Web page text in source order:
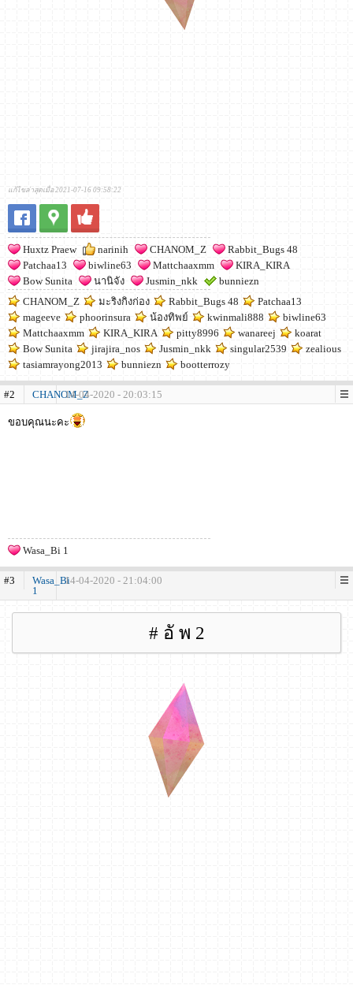
แก้ไขล่าสุดเมื่อ 2021-07-16 09:58:22
Huxtz Praew narinih CHANOM_Z
Rabbit_Bugs 48
Patchaa13
biwline63 Mattchaaxmm
KIRA_KIRA
Bow Sunita
นานิจัง Jusmin_nkk
bunniezn
CHANOM_Z
มะริงกิงก่อง Rabbit_Bugs 48
Patchaa13
mageeve
phoorinsura น้องทิพย์ kwinmali888
biwline63
Mattchaaxmm
KIRA_KIRA pitty8996 wanareej
koarat
Bow Sunita
jirajira_nos Jusmin_nkk singular2539
zealious
tasiamrayong2013
bunniezn bootterrozy
#2 CHANOM_Z14-04-2020 - 20:03:15
ขอบคุณนะคะ
Wasa_Bi 1
#3
Wasa_Bi
1
14-04-2020 - 21:04:00
# อั พ 2